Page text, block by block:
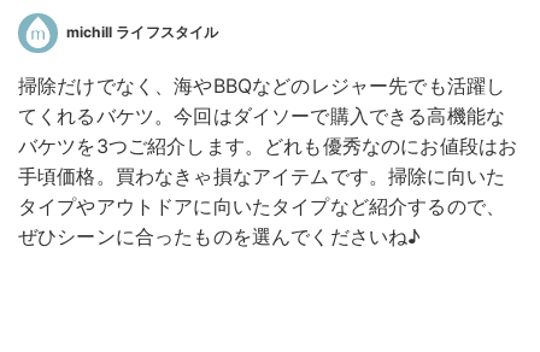
michill ライフスタイル
掃除だけでなく、海やBBQなどのレジャー先でも活躍し
てくれるバケツ。今回はダイソーで購入できる高機能な
バケツを3つご紹介します。どれも優秀なのにお値段はお
手頃価格。買わなきゃ損なアイテムです。掃除に向いた
タイプやアウトドアに向いたタイプなど紹介するので、
ぜひシーンに合ったものを選んでくださいね♪